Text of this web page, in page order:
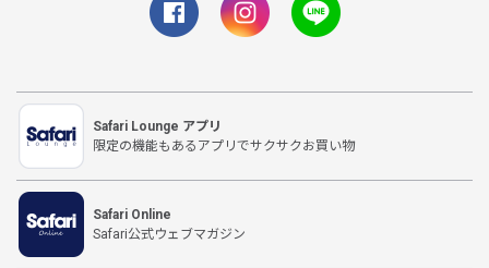
Safari Lounge アプリ
限定の機能もあるアプリでサクサクお買い物
Safari Online
Safari公式ウェブマガジン